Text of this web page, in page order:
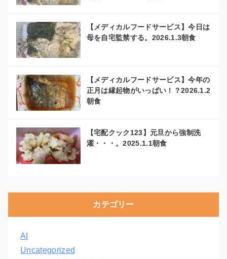
【メディカルフードサービス】今日は
母を自宅監禁する。2026.1.3朝食
【メディカルフードサービス】今年の
正月は縁起物がいっぱい！？2026.1.2
朝食
【宅配クック123】元旦から強制洗
濯・・・。2025.1.1朝食
カテゴリー
AI
Uncategorized